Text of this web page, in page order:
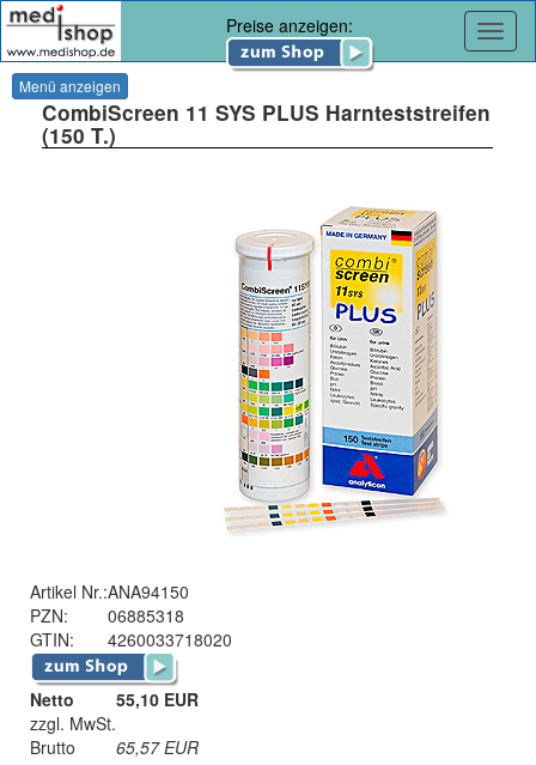
Preise anzeigen:
Menü anzeigen
CombiScreen 11 SYS PLUS Harnteststreifen
(150 T.)
Artikel Nr.:ANA94150
PZN:
06885318
GTIN:
4260033718020
Netto
55,10 EUR
zzgl. MwSt.
Brutto
65,57 EUR